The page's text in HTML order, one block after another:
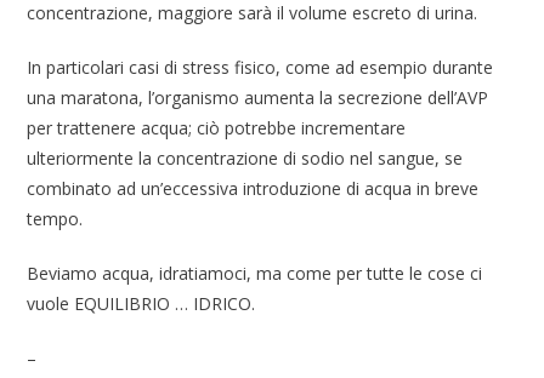
concentrazione, maggiore sarà il volume escreto di urina.
In particolari casi di stress fisico, come ad esempio durante
una maratona, l’organismo aumenta la secrezione dell’AVP
per trattenere acqua; ciò potrebbe incrementare
ulteriormente la concentrazione di sodio nel sangue, se
combinato ad un’eccessiva introduzione di acqua in breve
tempo.
Beviamo acqua, idratiamoci, ma come per tutte le cose ci
vuole EQUILIBRIO … IDRICO.
–